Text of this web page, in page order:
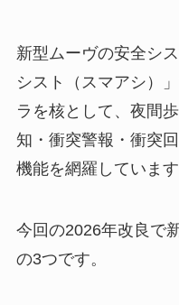
新型ムーヴの安全シ
シスト（スマアシ）
ラを核として、夜間
知・衝突警報・衝突
機能を網羅しています
今回の2026年改良で
の3つです。